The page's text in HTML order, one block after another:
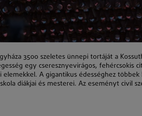
3500 szeletes ünnepi tortáját a
egy cseresznyevirágos, fehércsokis
elemekkel. A gigantikus édességhez
diákjai és mesterei. Az eseményt civil